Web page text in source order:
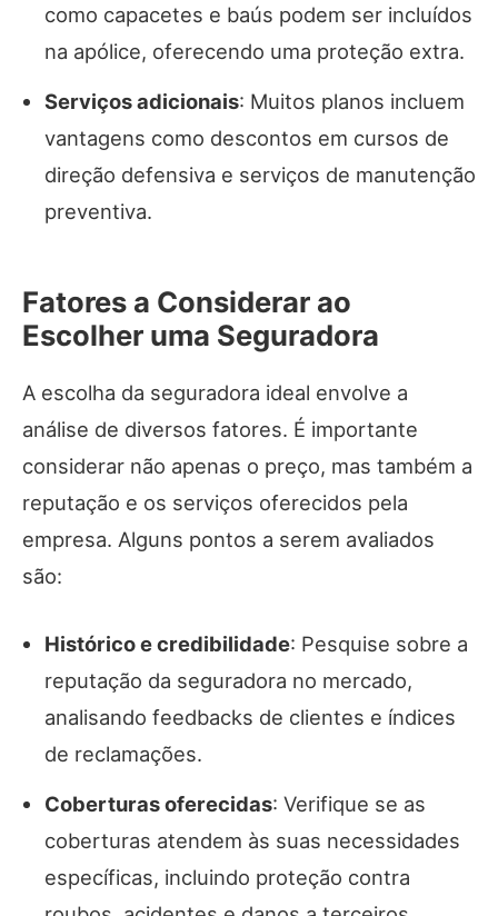
como capacetes e baús podem ser incluídos
na apólice, oferecendo uma proteção extra.
Serviços adicionais: Muitos planos incluem
vantagens como descontos em cursos de
direção defensiva e serviços de manutenção
preventiva.
Fatores a Considerar ao
Escolher uma Seguradora
A escolha da seguradora ideal envolve a
análise de diversos fatores. É importante
considerar não apenas o preço, mas também a
reputação e os serviços oferecidos pela
empresa. Alguns pontos a serem avaliados
são:
Histórico e credibilidade: Pesquise sobre a
reputação da seguradora no mercado,
analisando feedbacks de clientes e índices
de reclamações.
Coberturas oferecidas: Verifique se as
coberturas atendem às suas necessidades
específicas, incluindo proteção contra